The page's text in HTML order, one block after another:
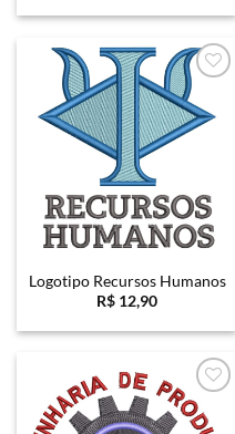
Favoritar
Logotipo Recursos Humanos
R$ 12,90
Favoritar